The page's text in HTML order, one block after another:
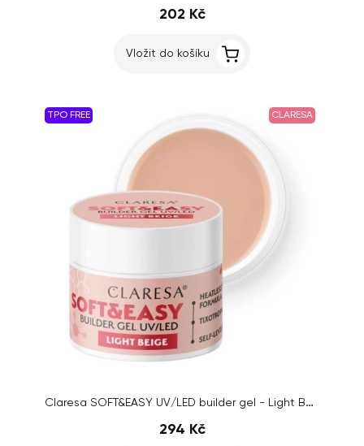
202 Kč
Vložit do košíku
TPO FREE CLARESA
Claresa SOFT&EASY UV/LED builder gel - Light Beige, 45g
294 Kč